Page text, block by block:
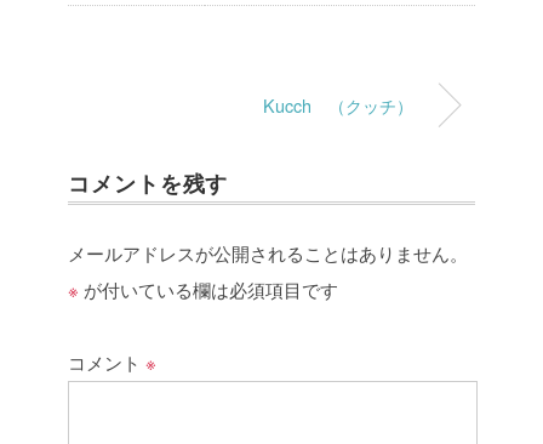
Kucch （クッチ）
コメントを残す
メールアドレスが公開されることはありません。
※ が付いている欄は必須項目です
コメント ※